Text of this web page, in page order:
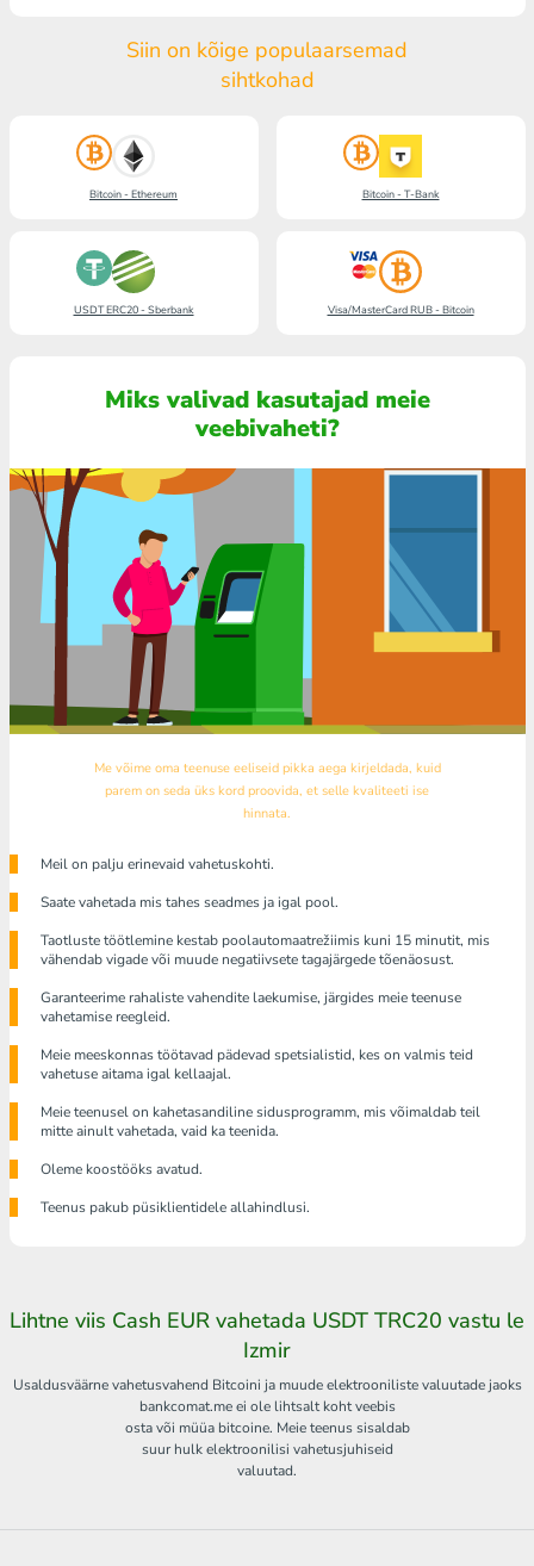
Siin on kõige populaarsemad
sihtkohad
Bitcoin - Ethereum Bitcoin - T-Bank
USDT ERC20 - Sberbank Visa/MasterCard RUB - Bitcoin
Miks valivad kasutajad meie
veebivaheti?
Me võime oma teenuse eeliseid pikka aega kirjeldada, kuid
parem on seda üks kord proovida, et selle kvaliteeti ise
hinnata.
Meil ​​on palju erinevaid vahetuskohti.
Saate vahetada mis tahes seadmes ja igal pool.
Taotluste töötlemine kestab poolautomaatrežiimis kuni 15 minutit, mis
vähendab vigade või muude negatiivsete tagajärgede tõenäosust.
Garanteerime rahaliste vahendite laekumise, järgides meie teenuse
vahetamise reegleid.
Meie meeskonnas töötavad pädevad spetsialistid, kes on valmis teid
vahetuse aitama igal kellaajal.
Meie teenusel on kahetasandiline sidusprogramm, mis võimaldab teil
mitte ainult vahetada, vaid ka teenida.
Oleme koostööks avatud.
Teenus pakub püsiklientidele allahindlusi.
Lihtne viis Cash EUR vahetada USDT TRC20 vastu le
Izmir
Usaldusväärne vahetusvahend Bitcoini ja muude elektrooniliste valuutade jaoks
bankcomat.me ei ole lihtsalt koht veebis
osta või müüa bitcoine. Meie teenus sisaldab
suur hulk elektroonilisi vahetusjuhiseid
valuutad.